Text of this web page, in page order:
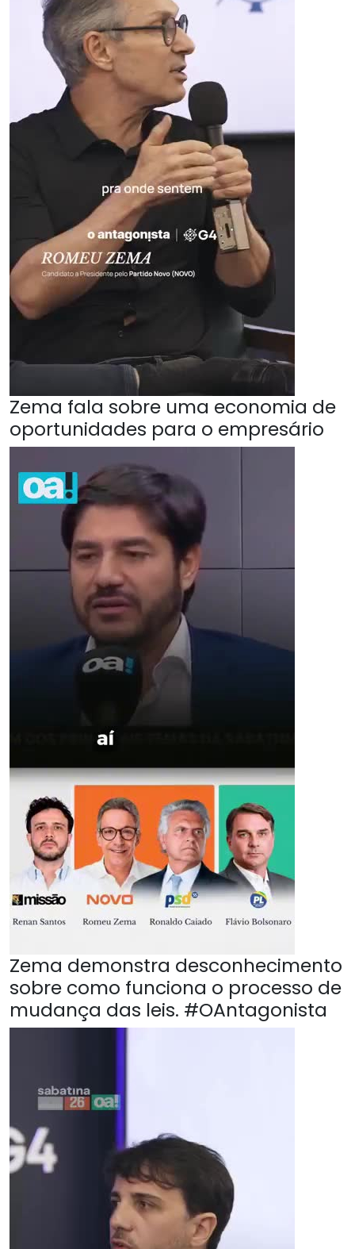
Zema fala sobre uma economia de
oportunidades para o empresário
Zema demonstra desconhecimento
sobre como funciona o processo de
mudança das leis. #OAntagonista